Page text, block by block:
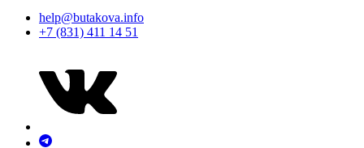
help@butakova.info
+7 (831) 411 14 51